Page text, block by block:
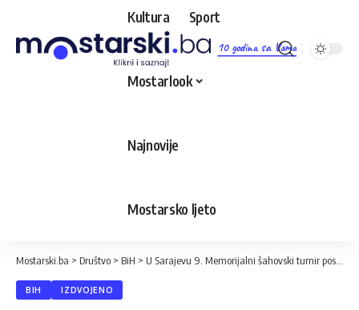
10 godina sa Vama
Kultura Sport
Mostarlook
Najnovije
Mostarsko ljeto
Mostarski.ba > Društvo > BiH > U Sarajevu 9. Memorijalni šahovski turnir posvećen Nijazu Durakoviću
BIH IZDVOJENO